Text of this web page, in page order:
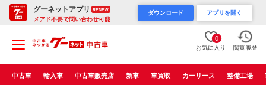
グーネットアプリ RENEW
メアド不要で問い合わせ可能
ダウンロード アプリを開く
0
お気に入り 閲覧履歴
中古車 輸入車 中古車販売店 新車 車買取 カーリース 整備工場